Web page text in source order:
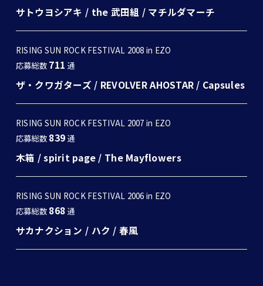
サトウヨシアキ / the 武田組 / マチルダマーチ
RISING SUN ROCK FESTIVAL 2008 in EZO
応募総数 711 通
ザ・クワガターズ / REVOLVER AHOSTAR / Capsules
RISING SUN ROCK FESTIVAL 2007 in EZO
応募総数 839 通
木箱 /spirit page / The Mayflowers
RISING SUN ROCK FESTIVAL 2006 in EZO
応募総数 868 通
サカナクション / ハク / 春風